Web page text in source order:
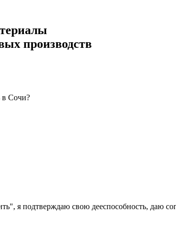
производств
в Сочи?
я подтверждаю свою дееспособность, даю